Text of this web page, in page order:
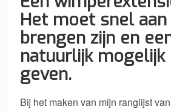
Het moet snel
brengen zijn en
natuurlijk
geven.
Bij het maken van mijn ranglijst